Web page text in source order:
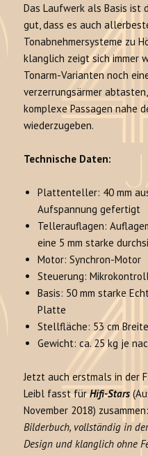
Das Laufwerk als Basis ist
gut, dass es auch
Tonabnehmersysteme zu
klanglich zeigt sich immer
Tonarm-Varianten noch
verzerrungsärmer
komplexe Passagen nahe
wiederzugeben.
Technische Daten:
Plattenteller: 40 mm
Aufspannung gefertigt
Tellerauflagen:
eine 5 mm starke
Motor: Synchron-Motor
Steuerung:
Basis: 50 mm starke
Platte
Stellfläche: 53 cm
Gewicht: ca. 25 kg je
Jetzt auch erstmals in der
Leibl fasst fürHifi-Stars
November 2018) zusammen:
Bilderbuch, vollständig in
Design und klanglich ohne